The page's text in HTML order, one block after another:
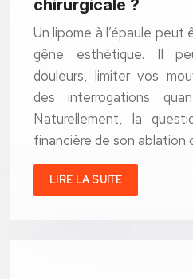
chirurgicale ?
Un lipome à l’épaule peut
gêne esthétique. Il
douleurs, limiter vos
des interrogations
Naturellement, la
financière de son
LIRE LA SUITE